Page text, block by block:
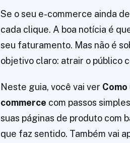
Se o seu e-commerce ainda
cada clique. A boa notícia é
seu faturamento. Mas não é
objetivo claro: atrair o público
Neste guia, você vai ver
commerce com passos
suas páginas de produto com
que faz sentido. Também vai